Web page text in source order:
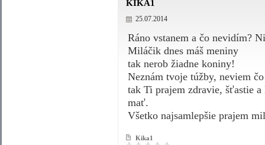
KIKA1
25.07.2014
Ráno vstanem a čo nevidím?
Miláčik dnes máš meniny
tak nerob žiadne koniny!
Neznám tvoje túžby, neviem
tak Ti prajem zdravie, šťastie
mať.
Všetko najsamlepšie prajem
Kika1